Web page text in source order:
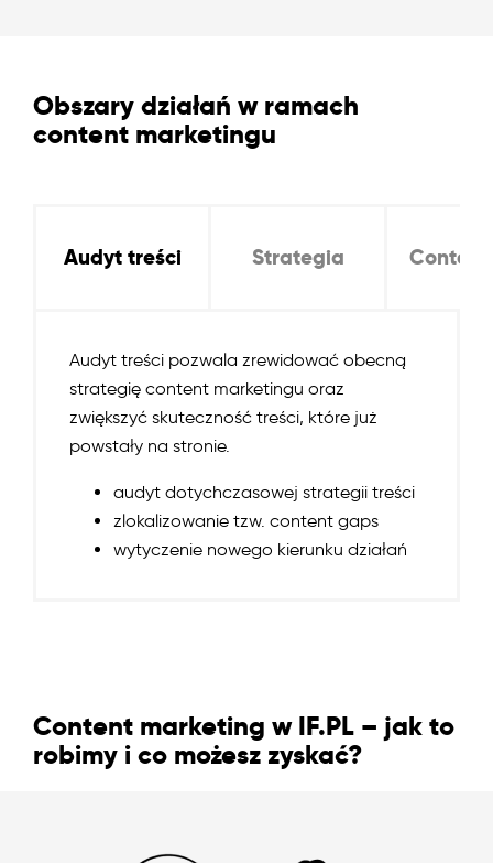
Obszary działań w ramach
content marketingu
Audyt treści Strategia
Audyt treści pozwala zrewidować obecną
strategię content marketingu oraz
zwiększyć skuteczność treści, które już
powstały na stronie.
audyt dotychczasowej strategii treści
zlokalizowanie tzw. content gaps
wytyczenie nowego kierunku działań
Content marketing w IF.PL – jak to
robimy i co możesz zyskać?